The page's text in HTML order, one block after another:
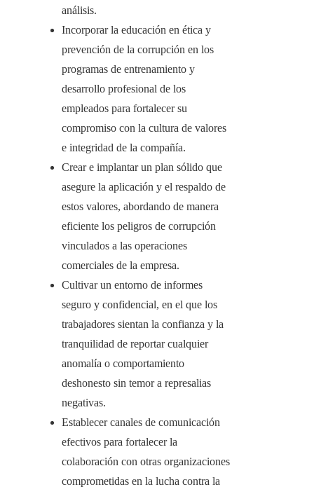
análisis.
Incorporar la educación en ética y
prevención de la corrupción en los
programas de entrenamiento y
desarrollo profesional de los
empleados para fortalecer su
compromiso con la cultura de valores
e integridad de la compañía.
Crear e implantar un plan sólido que
asegure la aplicación y el respaldo de
estos valores, abordando de manera
eficiente los peligros de corrupción
vinculados a las operaciones
comerciales de la empresa.
Cultivar un entorno de informes
seguro y confidencial, en el que los
trabajadores sientan la confianza y la
tranquilidad de reportar cualquier
anomalía o comportamiento
deshonesto sin temor a represalias
negativas.
Establecer canales de comunicación
efectivos para fortalecer la
colaboración con otras organizaciones
comprometidas en la lucha contra la